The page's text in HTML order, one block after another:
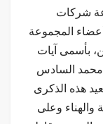
شركات
المجموعة
بأسمى آيات
محمد السادس
هذه الذكرى
والهناء وعلى